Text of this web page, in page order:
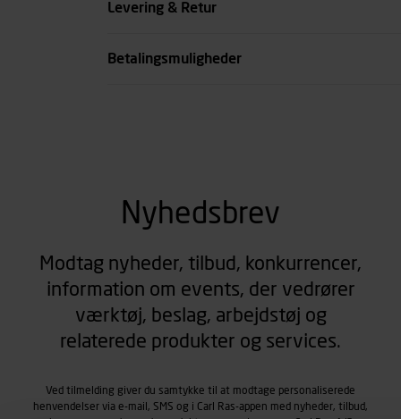
Levering & Retur
Betalingsmuligheder
Nyhedsbrev
Modtag nyheder, tilbud, konkurrencer,
information om events, der vedrører
værktøj, beslag, arbejdstøj og
relaterede produkter og services.
Ved tilmelding giver du samtykke til at modtage personaliserede
henvendelser via e-mail, SMS og i Carl Ras-appen med nyheder, tilbud,